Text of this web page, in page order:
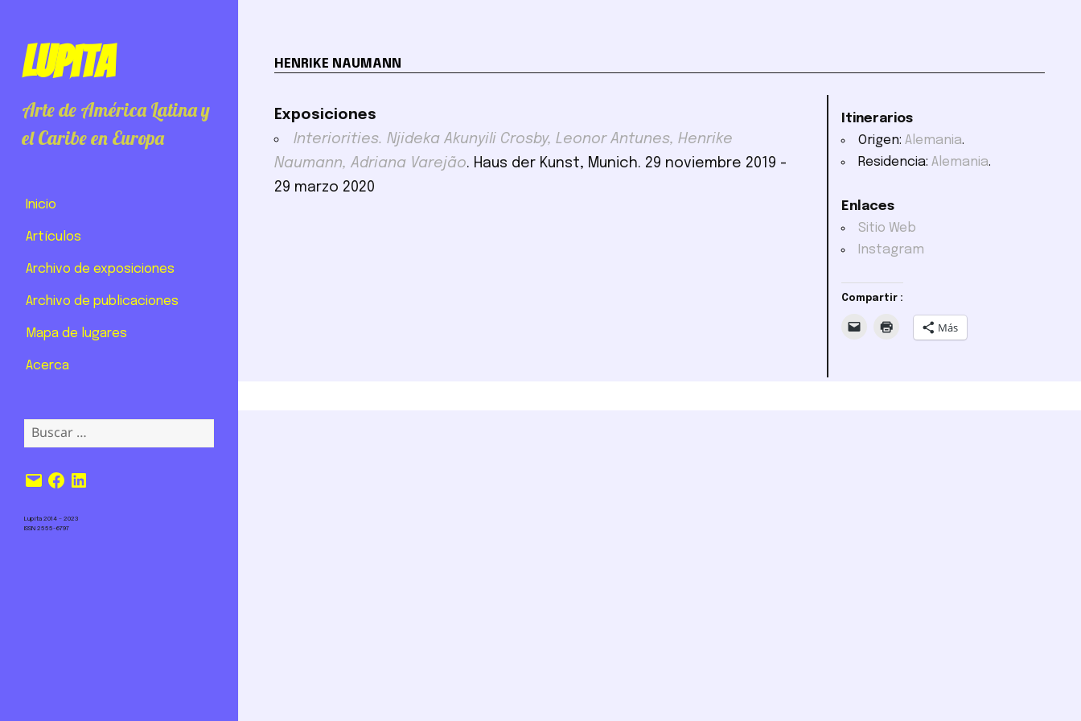
Lupita
Arte de América Latina y
el Caribe en Europa
Inicio
Artículos
Archivo de exposiciones
Archivo de publicaciones
Mapa de lugares
Acerca
Buscar:
Correo
electrónico
Facebook
LinkedIn
Lupita 2014 – 2023
ISSN 2555-6797
HENRIKE NAUMANN
Exposiciones
Interiorities. Njideka Akunyili Crosby, Leonor Antunes, Henrike
Naumann, Adriana Varejão. Haus der Kunst, Munich. 29 noviembre 2019 -
29 marzo 2020
Itinerarios
Origen: Alemania.
Residencia: Alemania.
Enlaces
Sitio Web
Instagram
Compartir :
Más